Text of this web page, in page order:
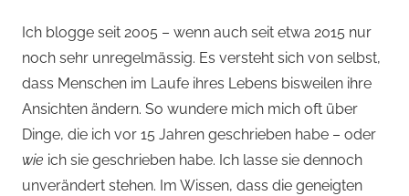
Ich blogge seit 2005 – wenn auch seit etwa 2015 nur
noch sehr unregelmässig. Es versteht sich von selbst,
dass Menschen im Laufe ihres Lebens bisweilen ihre
Ansichten ändern. So wundere mich mich oft über
Dinge, die ich vor 15 Jahren geschrieben habe – oder
wie ich sie geschrieben habe. Ich lasse sie dennoch
unverändert stehen. Im Wissen, dass die geneigten